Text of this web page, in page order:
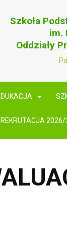
Szkoła
im.
Oddziały
REKRUTACJA